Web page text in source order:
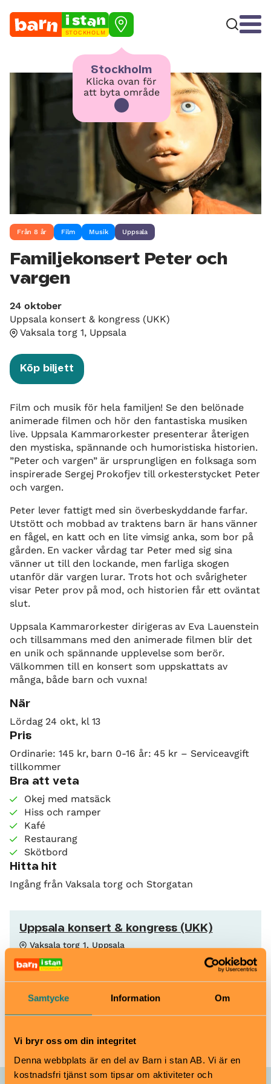
Samtycke Information Om
Vi bryr oss om din integritet
Denna webbplats är en del av Barn i stan AB. Vi är en
kostnadsfri tjänst som tipsar om aktiviteter och
STOCKHOLM
Stockholm
Klicka ovan för
att byta område
Från 8 år Film Musik Uppsala
Familjekonsert Peter och
vargen
24 oktober
Uppsala konsert & kongress (UKK)
Vaksala torg 1, Uppsala
Köp biljett
Film och musik för hela familjen! Se den belönade
animerade filmen och hör den fantastiska musiken
live. Uppsala Kammar­orkester presenterar återigen
den mystiska, spännande och humoristiska historien.
”Peter och vargen” är ursprungligen en folksaga som
inspirerade Sergej Prokofjev till orkesterstycket Peter
och vargen.
Peter lever fattigt med sin överbeskyddande farfar.
Utstött och mobbad av traktens barn är hans vänner
en fågel, en katt och en lite vimsig anka, som bor på
gården. En vacker vårdag tar Peter med sig sina
vänner ut till den lockande, men farliga skogen
utanför där vargen lurar. Trots hot och svårigheter
visar Peter prov på mod, och historien får ett oväntat
slut.
Uppsala Kammar­orkester dirigeras av Eva Lauenstein
och tillsammans med den animerade filmen blir det
en unik och spännande upplevelse som berör.
Välkommen till en konsert som uppskattats av
många, både barn och vuxna!
När
Lördag 24 okt, kl 13
Pris
Ordinarie: 145 kr, barn 0-16 år: 45 kr – Serviceavgift
tillkommer
Bra att veta
Okej med matsäck
Hiss och ramper
Kafé
Restaurang
Skötbord
Hitta hit
Ingång från Vaksala torg och Storgatan
Uppsala konsert & kongress (UKK)
Vaksala torg 1, Uppsala
www.ukk.se
info@ukk.se